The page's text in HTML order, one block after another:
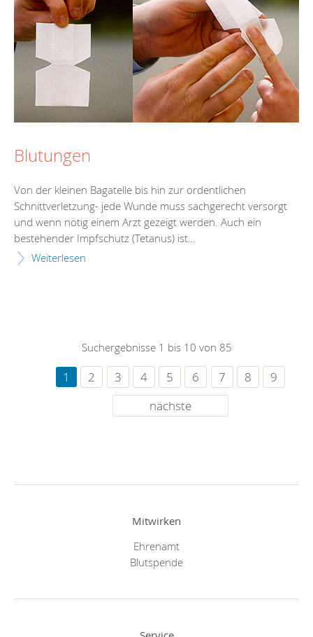
Blutungen
Von der kleinen Bagatelle bis hin zur ordentlichen
Schnittverletzung- jede Wunde muss sachgerecht versorgt
und wenn nötig einem Arzt gezeigt werden. Auch ein
bestehender Impfschutz (Tetanus) ist…
Weiterlesen
Suchergebnisse 1 bis 10 von 85
1 2 3 4 5 6 7 8
9
nächste
Mitwirken
Ehrenamt
Blutspende